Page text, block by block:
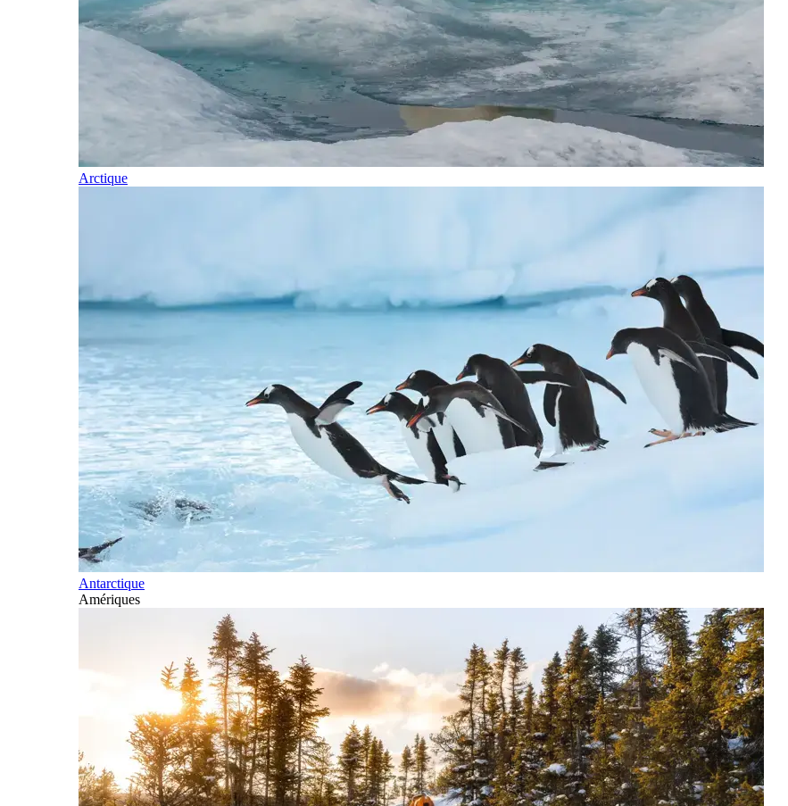
Arctique
Antarctique
Amériques